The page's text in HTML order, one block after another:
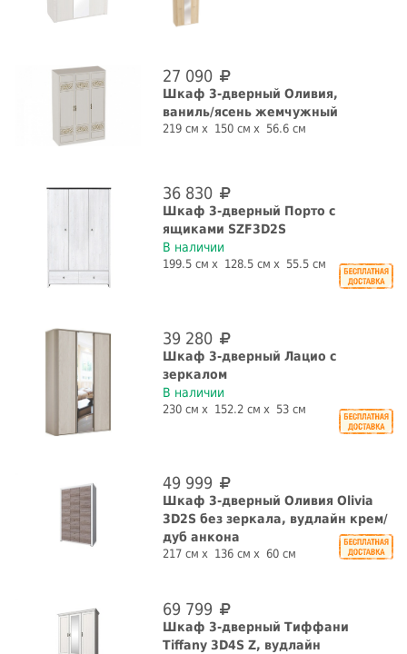
27 090
Шкаф 3-дверный Оливия,
ваниль/ясень жемчужный
219 см 150 см 56.6 см
36 830
Шкаф 3-дверный Порто с
ящиками SZF3D2S
В наличии
199.5 см 128.5 см 55.5 см
39 280
Шкаф 3-дверный Лацио с
зеркалом
В наличии
230 см 152.2 см 53 см
49 999
Шкаф 3-дверный Оливия Olivia
3D2S без зеркала, вудлайн крем/
дуб анкона
217 см 136 см 60 см
69 799
Шкаф 3-дверный Тиффани
Tiffany 3D4S Z, вудлайн